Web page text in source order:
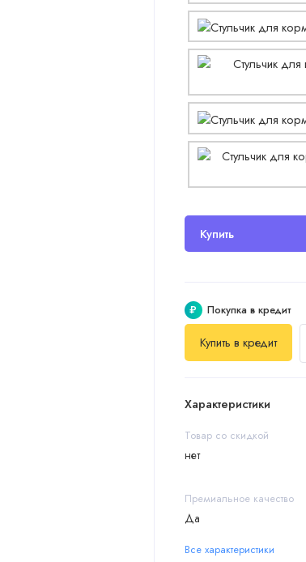
Купить
₽ Покупка в кредит
Купить в кредит
Характеристики
Товар со скидкой
нет
Премиальное качество
Да
Все характеристики